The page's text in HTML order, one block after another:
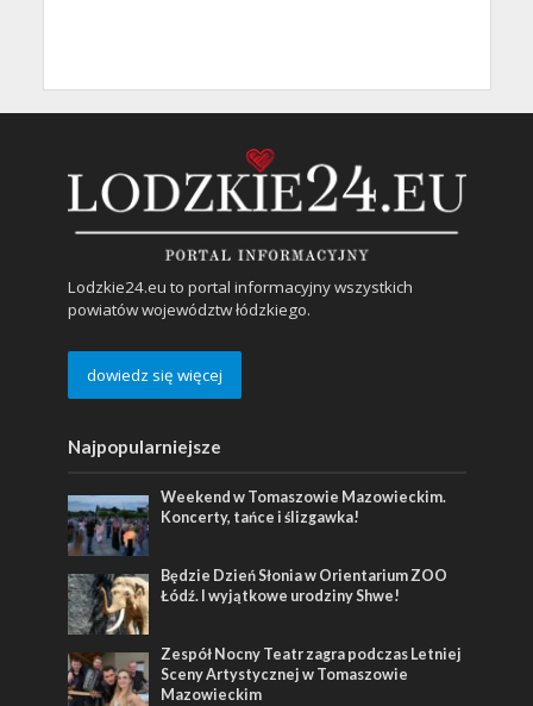
Lodzkie24.eu to portal informacyjny wszystkich
powiatów województw łódzkiego.
dowiedz się więcej
Najpopularniejsze
Weekend w Tomaszowie Mazowieckim.
Koncerty, tańce i ślizgawka!
Będzie Dzień Słonia w Orientarium ZOO
Łódź. I wyjątkowe urodziny Shwe!
Zespół Nocny Teatr zagra podczas Letniej
Sceny Artystycznej w Tomaszowie
Mazowieckim